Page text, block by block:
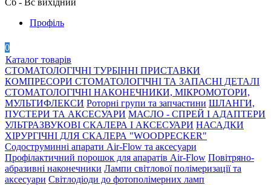
Сб - Вс вихідний
Профіль
0
Каталог товарів
СТОМАТОЛОГІЧНІ ТУРБІННІ ПРИСТАВКИ
КОМПРЕСОРИ СТОМАТОЛОГІЧНІ ТА ЗАПАСНІ ДЕТАЛІ
СТОМАТОЛОГІЧНІ НАКОНЕЧНИКИ, МІКРОМОТОРИ,
МУЛЬТИФЛЕКСИ Роторні групи та запчастини ШЛАНГИ,
ПУСТЕРИ ТА АКСЕСУАРИ МАСЛО - СПРЕЙ І АДАПТЕРИ
УЛЬТРАЗВУКОВІ СКАЛЕРА І АКСЕСУАРИ НАСАДКИ
ХІРУРГІЧНІ ДЛЯ СКАЛЕРА "WOODPECKER"
Содоструминні апарати Air-Flow та аксесуари
Профілактичний порошок для апаратів Air-Flow Повітряно-
абразивні наконечники Лампи світлової полімеризації та
аксесуари Світлодіоди до фотополімерних ламп